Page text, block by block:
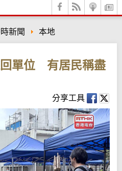
新聞 本地
單位 有居民稱盡
分享工具